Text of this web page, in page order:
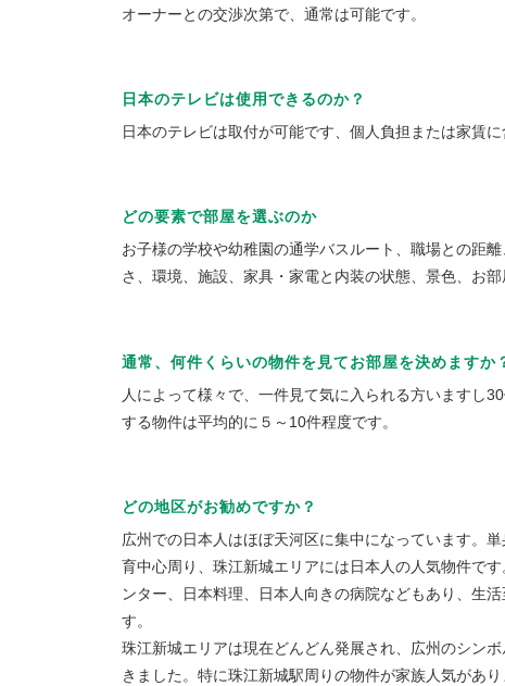
オーナーとの交渉次第で、通常は可能です。
日本のテレビは使用できるのか？
日本のテレビは取付が可能です、個人負担または家賃に
どの要素で部屋を選ぶのか
お子様の学校や幼稚園の通学バスルート、職場との距
さ、環境、施設、家具・家電と内装の状態、景色、お
通常、何件くらいの物件を見てお部屋を決めますか
人によって様々で、一件見て気に入られる方いますし
する物件は平均的に５～10件程度です。
どの地区がお勧めですか？
広州での日本人はほぼ天河区に集中になっています。
育中心周り、珠江新城エリアには日本人の人気物件で
ンター、日本料理、日本人向きの病院などもあり、生
す。
珠江新城エリアは現在どんどん発展され、広州のシン
きました。特に珠江新城駅周りの物件が家族人気があ